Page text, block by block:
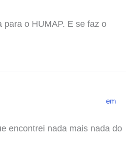
o HUMAP. E se faz o
em
encontrei nada mais nada do